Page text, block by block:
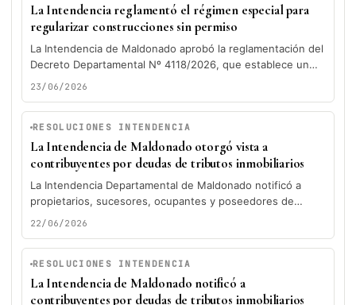
La Intendencia reglamentó el régimen especial para
regularizar construcciones sin permiso
La Intendencia de Maldonado aprobó la reglamentación del
Decreto Departamental Nº 4118/2026, que establece un
régimen extraordinario para la regularización...
23/06/2026
RESOLUCIONES INTENDENCIA
La Intendencia de Maldonado otorgó vista a
contribuyentes por deudas de tributos inmobiliarios
La Intendencia Departamental de Maldonado notificó a
propietarios, sucesores, ocupantes y poseedores de
distintos padrones del departamento sobre expedientes
22/06/2026
RESOLUCIONES INTENDENCIA
La Intendencia de Maldonado notificó a
contribuyentes por deudas de tributos inmobiliarios